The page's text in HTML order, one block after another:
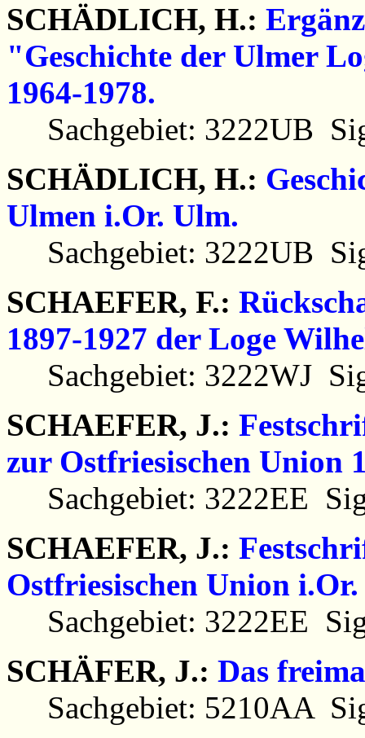
SCHÄDLICH, H.:
"Geschichte der Ulmer
1964-1978.
Sachgebiet: 3222UB
SCHÄDLICH, H.:
Ulmen i.Or. Ulm.
Sachgebiet: 3222UB
SCHAEFER, F.:
1897-1927 der Loge
Sachgebiet: 3222WJ
SCHAEFER, J.:
zur Ostfriesischen Union
Sachgebiet: 3222EE
SCHAEFER, J.:
Ostfriesischen Union
Sachgebiet: 3222EE
SCHÄFER, J.: Das
Sachgebiet: 5210AA